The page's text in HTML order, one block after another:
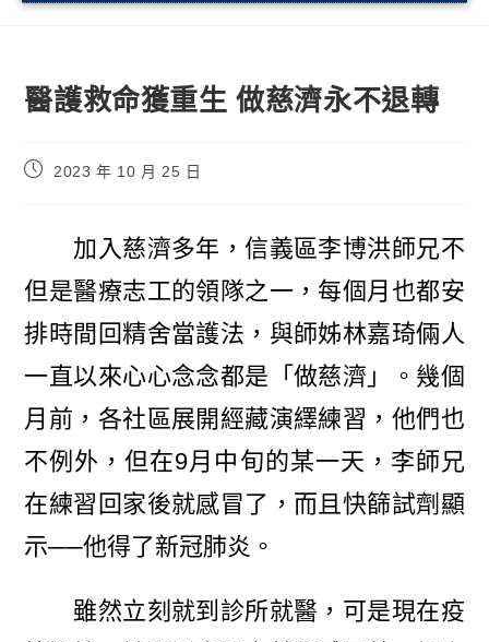
醫護救命獲重生 做慈濟永不退轉
2023 年 10 月 25 日
加入慈濟多年，信義區李博洪師兄不
但是醫療志工的領隊之一，每個月也都安
排時間回精舍當護法，與師姊林嘉琦倆人
一直以來心心念念都是「做慈濟」。幾個
月前，各社區展開經藏演繹練習，他們也
不例外，但在9月中旬的某一天，李師兄
在練習回家後就感冒了，而且快篩試劑顯
示──他得了新冠肺炎。
雖然立刻就到診所就醫，可是現在疫